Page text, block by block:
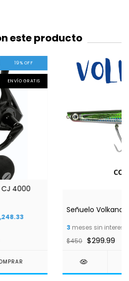
este producto
19% OFF
ENVÍO GRATIS
4000
Señuelo Volkano
3 meses sin
$450 $299.99